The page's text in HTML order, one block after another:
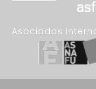
Asociados